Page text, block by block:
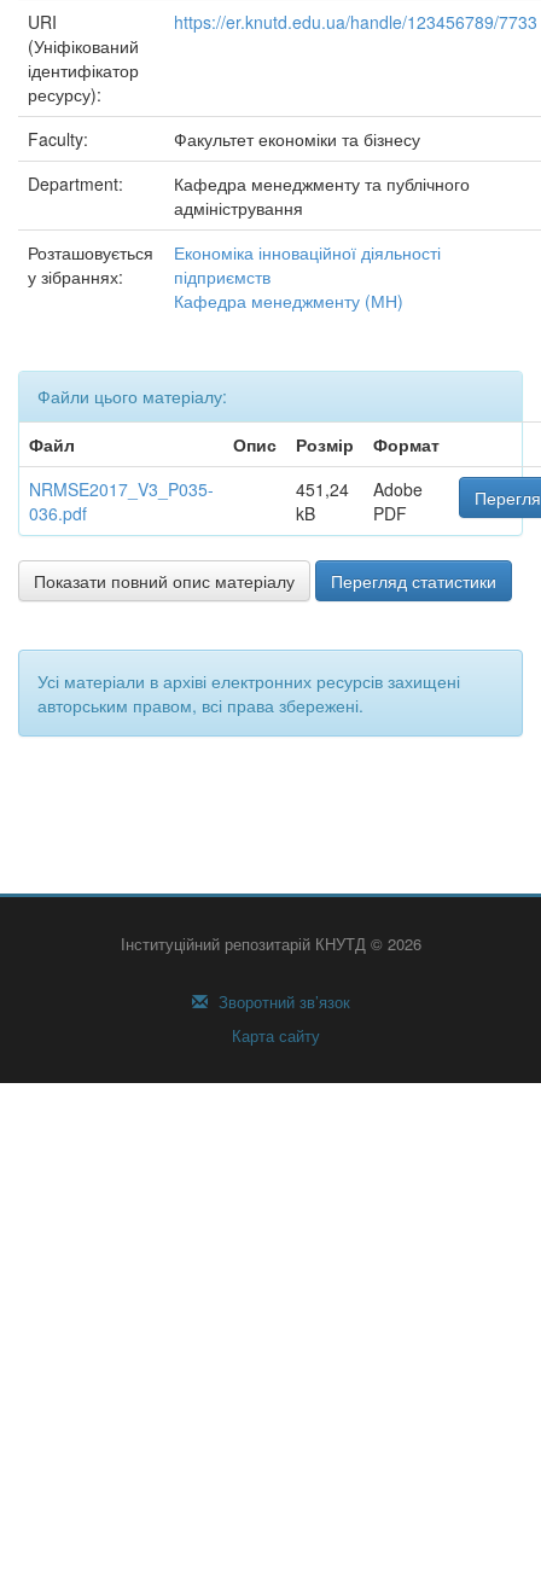
URI
(Уніфікований
ідентифікатор
ресурсу):
https://er.knutd.edu.ua/handle/123456789/7733
Faculty:
Факультет економіки та бізнесу
Department:
Кафедра менеджменту та публічного
адміністрування
Розташовується
у зібраннях:
Економіка інноваційної діяльності
підприємств
Кафедра менеджменту (МН)
Файли цього матеріалу:
Файл
Опис Розмір
Формат
NRMSE2017_V3_P035-
036.pdf
451,24
kB
Adobe
PDF
Показати повний опис матеріалу Перегляд статистики
Усі матеріали в архіві електронних ресурсів захищені
авторським правом, всі права збережені.
Інституційний репозитарій КНУТД © 2026
Зворотний зв’язок
Карта сайту